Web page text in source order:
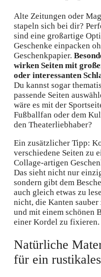
Alte Zeitungen oder
stapeln sich bei dir?
sind eine großartige
Geschenke einpacken
Geschenkpapier.
wirken Seiten mit
oder interessanten
Du kannst sogar
passende Seiten
wäre es mit der
Fußballfan oder dem
den Theaterliebhaber?
Ein zusätzlicher Tipp:
verschiedene Seiten zu
Collage-artigen
Das sieht nicht nur
sondern gibt dem
auch gleich etwas zu
nicht, die Kanten sauber
und mit einem schönen
einer Kordel zu fixieren.
Natürliche
für ein